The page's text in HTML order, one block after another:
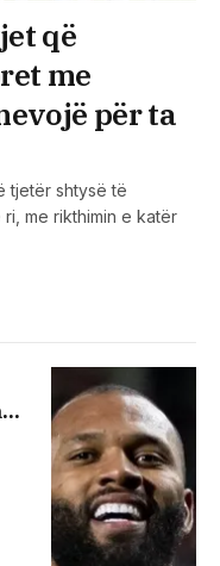
që
me
për ta
tjetër shtysë të
me rikthimin e katër